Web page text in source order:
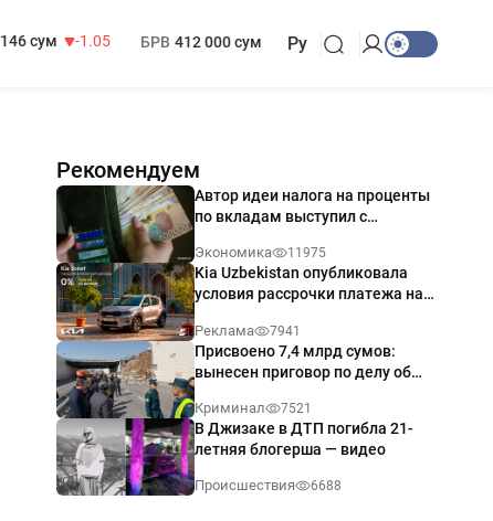
146 сум
-1.05
БРВ 412 000 сум Ру
Рекомендуем
Автор идеи налога на проценты
по вкладам выступил с
Экономика 11975
Kia Uzbekistan опубликовала
условия рассрочки платежа на
годовых
Реклама 7941
Присвоено 7,4 млрд сумов:
вынесен приговор по делу об
Ташкенте
Криминал 7521
В Джизаке в ДТП погибла 21-
летняя блогерша — видео
Происшествия 6688